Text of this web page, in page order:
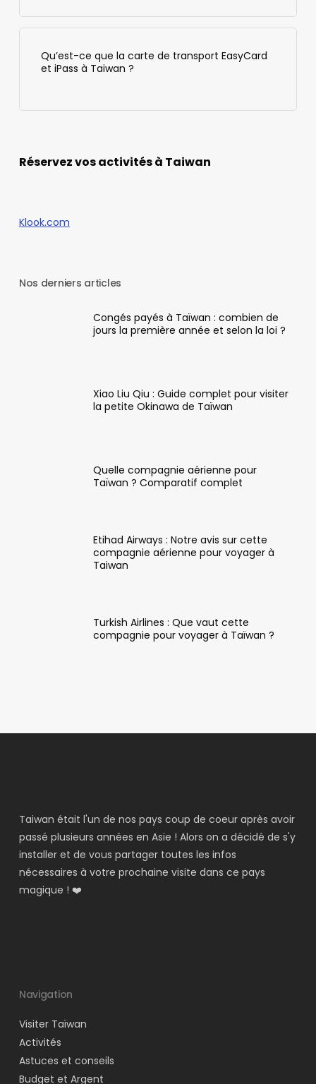
Qu’est-ce que la carte de transport EasyCard
et iPass à Taiwan ?
Réservez vos activités à Taiwan
Klook.com
Nos derniers articles
Congés payés à Taïwan : combien de
jours la première année et selon la loi ?
Xiao Liu Qiu : Guide complet pour visiter
la petite Okinawa de Taïwan
Quelle compagnie aérienne pour
Taïwan ? Comparatif complet
Etihad Airways : Notre avis sur cette
compagnie aérienne pour voyager à
Taiwan
Turkish Airlines : Que vaut cette
compagnie pour voyager à Taïwan ?
Taiwan était l'un de nos pays coup de coeur après avoir
passé plusieurs années en Asie ! Alors on a décidé de s'y
installer et de vous partager toutes les infos
nécessaires à votre prochaine visite dans ce pays
magique ! ❤️
Navigation
Visiter Taïwan
Activités
Astuces et conseils
Budget et Argent